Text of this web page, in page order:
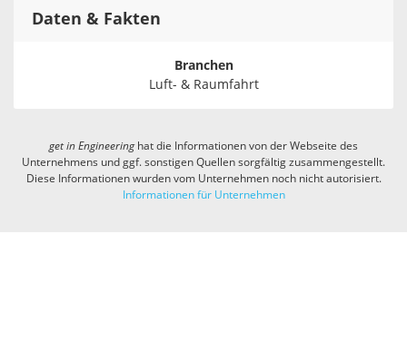
Daten & Fakten
Branchen
Luft- & Raumfahrt
get in Engineeringhat die Informationen von der Webseite des
Unternehmens und ggf. sonstigen Quellen sorgfältig zusammengestellt.
Diese Informationen wurden vom Unternehmen noch nicht autorisiert.
Informationen für Unternehmen